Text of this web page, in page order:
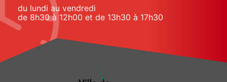
du lundi au vendredi
de 8h30 à 12h00 et de 13h30 à 17h30